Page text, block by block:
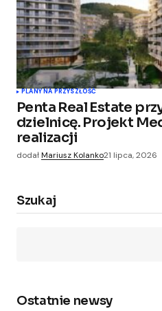
PLANY NA PRZYSZŁOŚĆ
Penta Real Estate
dzielnicę. Projekt
realizacji
dodałMariusz Kolanko21 lipca, 2026
Szukaj
Ostatnie newsy